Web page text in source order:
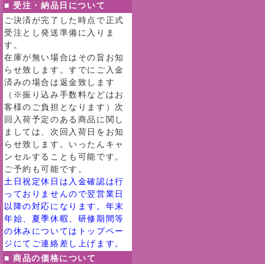
■ 受注・納品日について
ご決済が完了した時点で正式
受注とし発送準備に入りま
す。
在庫が無い場合はその旨お知
らせ致します。すでにご入金
済みの場合は返金致します
（※振り込み手数料などはお
客様のご負担となります）次
回入荷予定のある商品に関し
ましては、次回入荷日をお知
らせ致します。いったんキャ
ンセルすることも可能です。
ご予約も可能です。
土日祝定休日は入金確認は行
っておりませんので翌営業日
以降の対応になります。年末
年始、夏季休暇、研修期間等
の休みについてはトップペー
ジにてご連絡差し上げます。
■ 商品の価格について